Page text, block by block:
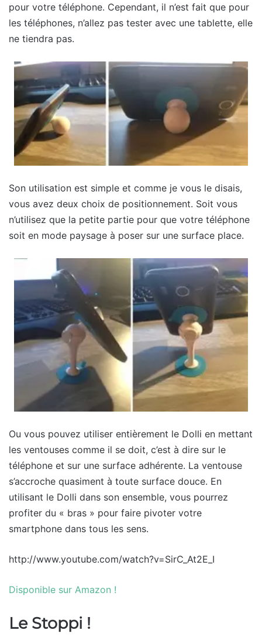
pour votre téléphone. Cependant, il n’est fait que pour
les téléphones, n’allez pas tester avec une tablette, elle
ne tiendra pas.
Son utilisation est simple et comme je vous le disais,
vous avez deux choix de positionnement. Soit vous
n’utilisez que la petite partie pour que votre téléphone
soit en mode paysage à poser sur une surface place.
Ou vous pouvez utiliser entièrement le Dolli en mettant
les ventouses comme il se doit, c’est à dire sur le
téléphone et sur une surface adhérente. La ventouse
s’accroche quasiment à toute surface douce. En
utilisant le Dolli dans son ensemble, vous pourrez
profiter du « bras » pour faire pivoter votre
smartphone dans tous les sens.
http://www.youtube.com/watch?v=SirC_At2E_I
Disponible sur Amazon !
Le Stoppi !